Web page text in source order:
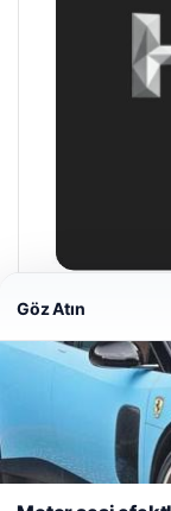
Prenses Night
29/04/2026
Web sitemizi nasıl
deneyiminizi
Göz Atın